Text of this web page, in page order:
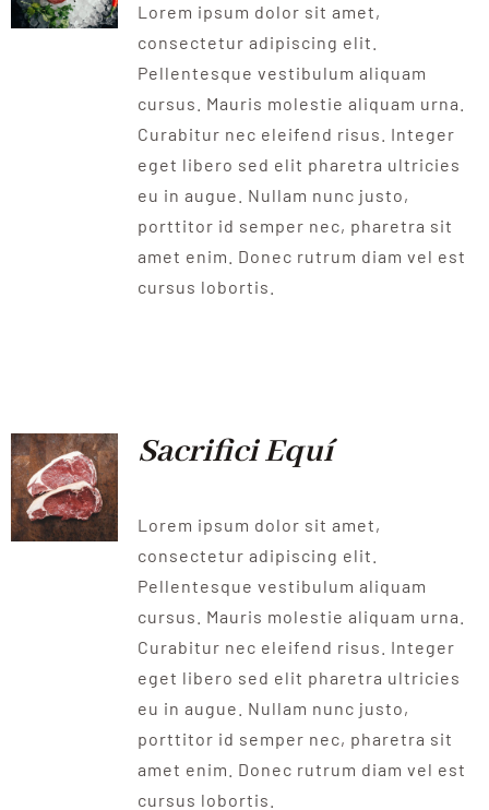
Lorem ipsum dolor sit amet,
consectetur adipiscing elit.
Pellentesque vestibulum aliquam
cursus. Mauris molestie aliquam urna.
Curabitur nec eleifend risus. Integer
eget libero sed elit pharetra ultricies
eu in augue. Nullam nunc justo,
porttitor id semper nec, pharetra sit
amet enim. Donec rutrum diam vel est
cursus lobortis.
Sacrifici Equí
Lorem ipsum dolor sit amet,
consectetur adipiscing elit.
Pellentesque vestibulum aliquam
cursus. Mauris molestie aliquam urna.
Curabitur nec eleifend risus. Integer
eget libero sed elit pharetra ultricies
eu in augue. Nullam nunc justo,
porttitor id semper nec, pharetra sit
amet enim. Donec rutrum diam vel est
cursus lobortis.